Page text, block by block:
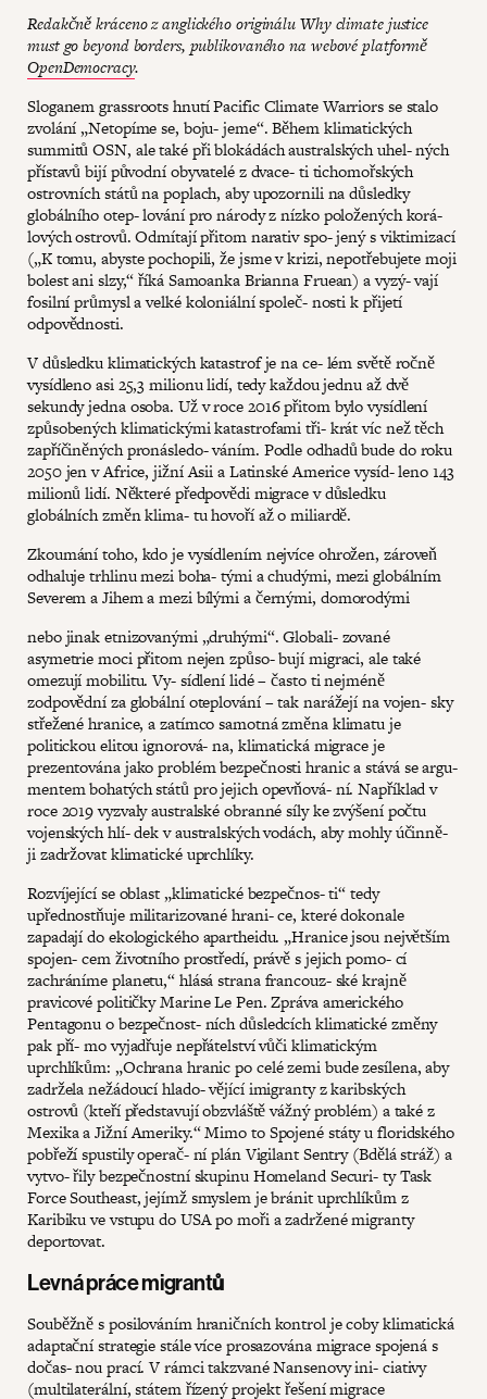
Redakčně kráceno z anglického originálu Why climate justice
must go beyond borders, publikovaného na webové platformě
OpenDemocracy.
Sloganem grassroots hnutí Pacific Climate Warriors se stalo
zvolání „Netopíme se, boju- jeme“. Během klimatických
summitů OSN, ale také při blokádách australských uhel- ných
přístavů bijí původní obyvatelé z dvace- ti tichomořských
ostrovních států na poplach, aby upozornili na důsledky
globálního otep- lování pro národy z nízko položených korá-
lových ostrovů. Odmítají přitom narativ spo- jený s viktimizací
(„K tomu, abyste pochopili, že jsme v krizi, nepotřebujete moji
bolest ani slzy,“ říká Samoanka Brianna Fruean) a vyzý- vají
fosilní průmysl a velké koloniální společ- nosti k přijetí
odpovědnosti.
V důsledku klimatických katastrof je na ce- lém světě ročně
vysídleno asi 25,3 milionu lidí, tedy každou jednu až dvě
sekundy jedna osoba. Už v roce 2016 přitom bylo vysídlení
způsobených klimatickými katastrofami tři- krát víc než těch
zapříčiněných pronásledo- váním. Podle odhadů bude do roku
2050 jen v Africe, jižní Asii a Latinské Americe vysíd- leno 143
milionů lidí. Některé předpovědi migrace v důsledku
globálních změn klima- tu hovoří až o miliardě.
Zkoumání toho, kdo je vysídlením nejvíce ohrožen, zároveň
odhaluje trhlinu mezi boha- tými a chudými, mezi globálním
Severem a Jihem a mezi bílými a černými, domorodými
nebo jinak etnizovanými „druhými“. Globali- zované
asymetrie moci přitom nejen způso- bují migraci, ale také
omezují mobilitu. Vy- sídlení lidé – často ti nejméně
zodpovědní za globální oteplování – tak narážejí na vojen- sky
střežené hranice, a zatímco samotná změna klimatu je
politickou elitou ignorová- na, klimatická migrace je
prezentována jako problém bezpečnosti hranic a stává se argu-
mentem bohatých států pro jejich opevňová- ní. Například v
roce 2019 vyzvaly australské obranné síly ke zvýšení počtu
vojenských hlí- dek v australských vodách, aby mohly účinně-
ji zadržovat klimatické uprchlíky.
Rozvíjející se oblast „klimatické bezpečnos- ti“ tedy
upřednostňuje militarizované hrani- ce, které dokonale
zapadají do ekologického apartheidu. „Hranice jsou největším
spojen- cem životního prostředí, právě s jejich pomo- cí
zachráníme planetu,“ hlásá strana francouz- ské krajně
pravicové političky Marine Le Pen. Zpráva amerického
Pentagonu o bezpečnost- ních důsledcích klimatické změny
pak pří- mo vyjadřuje nepřátelství vůči klimatickým
uprchlíkům: „Ochrana hranic po celé zemi bude zesílena, aby
zadržela nežádoucí hlado- vějící imigranty z karibských
ostrovů (kteří představují obzvláště vážný problém) a také z
Mexika a Jižní Ameriky.“ Mimo to Spojené státy u floridského
pobřeží spustily operač- ní plán Vigilant Sentry (Bdělá stráž) a
vytvo- řily bezpečnostní skupinu Homeland Securi- ty Task
Force Southeast, jejímž smyslem je bránit uprchlíkům z
Karibiku ve vstupu do USA po moři a zadržené migranty
deportovat.
Levná práce migrantů
Souběžně s posilováním hraničních kontrol je coby klimatická
adaptační strategie stále více prosazována migrace spojená s
dočas- nou prací. V rámci takzvané Nansenovy ini- ciativy
(multilaterální, státem řízený projekt řešení migrace